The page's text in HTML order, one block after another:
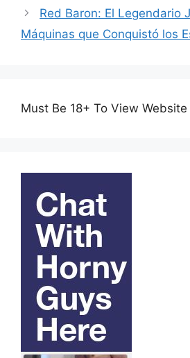
Red Baron: El Legendario
Máquinas que Conquistó los
Must Be 18+ To View